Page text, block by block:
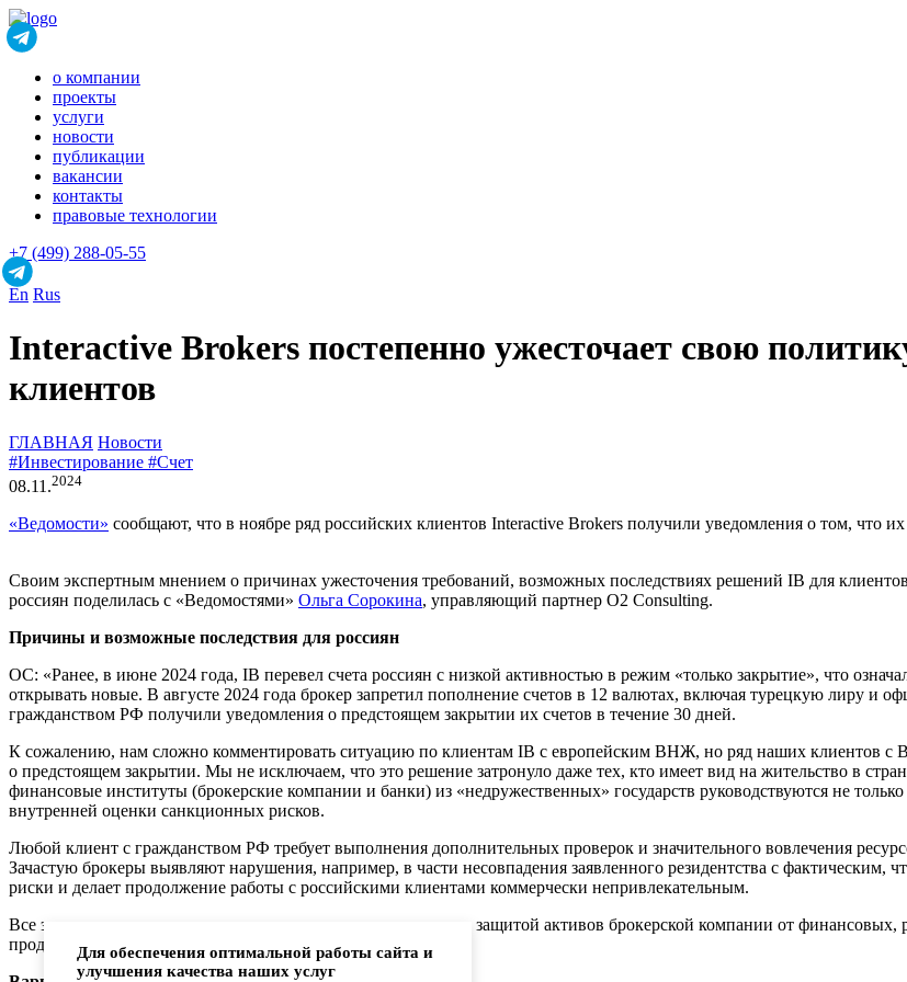
о компании
проекты
услуги
новости
публикации
вакансии
контакты
правовые технологии
+7 (499) 288-05-55
En Rus
Interactive Brokers постепенно ужесточает свою
клиентов
ГЛАВНАЯ Новости
#Инвестирование #Счет
08.11.2024
«Ведомости» сообщают, что в ноябре ряд российских клиентов Interactive Brokers получили уведомления о том, что
Своим экспертным мнением о причинах ужесточения требований, возможных последствиях решений IB для
россиян поделилась с «Ведомостями» Ольга Сорокина, управляющий партнер O2 Consulting.
Причины и возможные последствия для россиян
ОС: «Ранее, в июне 2024 года, IB перевел счета россиян с низкой активностью в режим «только закрытие», что
открывать новые. В августе 2024 года брокер запретил пополнение счетов в 12 валютах, включая турецкую лиру и
гражданством РФ получили уведомления о предстоящем закрытии их счетов в течение 30 дней.
К сожалению, нам сложно комментировать ситуацию по клиентам IB с европейским ВНЖ, но ряд наших клиентов
о предстоящем закрытии. Мы не исключаем, что это решение затронуло даже тех, кто имеет вид на жительство в
финансовые институты (брокерские компании и банки) из «недружественных» государств руководствуются не
внутренней оценки санкционных рисков.
Любой клиент с гражданством РФ требует выполнения дополнительных проверок и значительного вовлечения
Зачастую брокеры выявляют нарушения, например, в части несовпадения заявленного резидентства с фактическим,
риски и делает продолжение работы с российскими клиентами коммерчески непривлекательным.
Все эти меры связаны с усилением санкционного давления и защитой активов брокерской компании от
продолжения работы с российскими клиентами».
Для обеспечения оптимальной работы сайта и
улучшения качества наших услуг